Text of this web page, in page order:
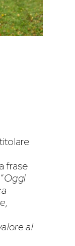
frase
Oggi
al